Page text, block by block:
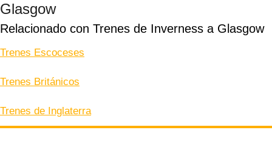
Glasgow
Relacionado con Trenes de Inverness a Glasgow
Trenes Escoceses
Trenes Británicos
Trenes de Inglaterra